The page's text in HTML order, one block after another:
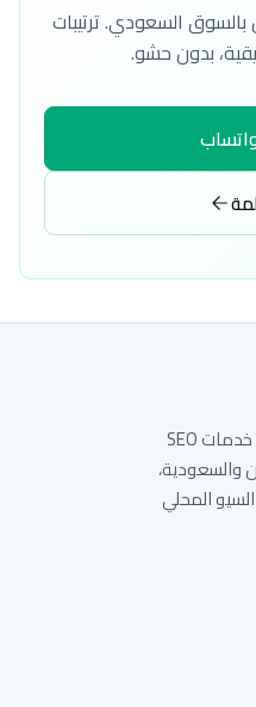
خاص بالسوق السعودي. ترتيبات
بدون حشو.
سبايدرلاب شركة سيو في الأردن تقدم خدمات SEO
والسعودية،
المحلي